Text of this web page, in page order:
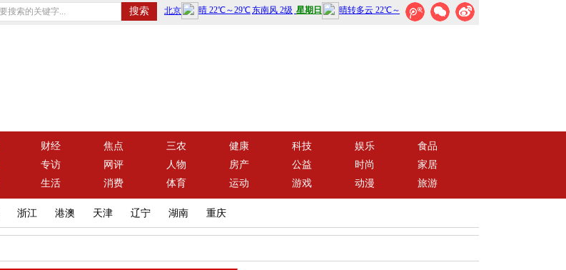
财经 焦点 三农 健康 科技 娱乐
食品
专访 网评 人物 房产 公益 时尚
家居
生活 消费 体育 运动 游戏 动漫 旅游
浙江 港澳 天津 辽宁 湖南 重庆